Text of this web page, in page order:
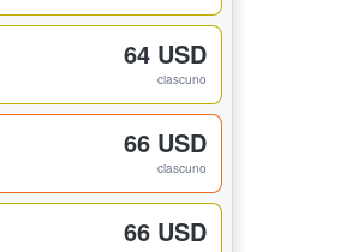
64 USD
ciascuno
66 USD
ciascuno
66 USD